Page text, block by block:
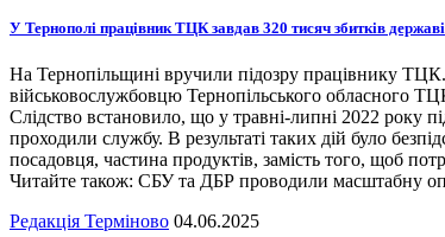
У Тернополі працівник ТЦК завдав 320 тисяч збитків державі
На Тернопільщині вручили підозру працівнику
військовослужбовцю Тернопільського обласного
Слідство встановило, що у травні-липні 2022 року
проходили службу. В результаті таких дій було
посадовця, частина продуктів, замість того, щоб
Читайте також: СБУ та ДБР проводили масштабну
Редакція Терміново 04.06.2025